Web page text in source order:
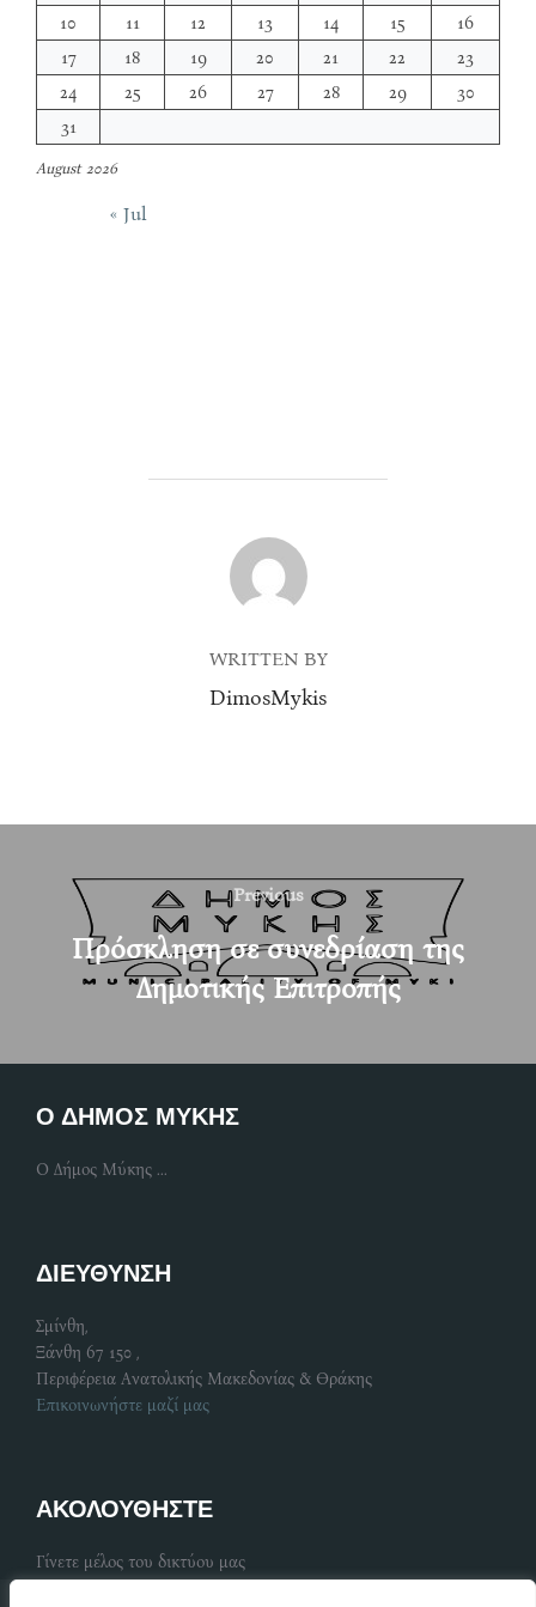
August 2026
10
11 12 13 14 15
16
17
18 19 20 21 22
23
24
25 26 27 28 29
30
31
« Jul
POST AUTHOR
WRITTEN BY
DimosMykis
navigation
Previous
Previous
Πρόσκληση σε συνεδρίαση της
Δημοτικής Επιτροπής
Ο ΔΗΜΟΣ ΜΥΚΗΣ
Ο Δήμος Μύκης ...
ΔΙΕΥΘΥΝΣΗ
Σμίνθη,
Ξάνθη 67 150 ,
Περιφέρεια Ανατολικής Μακεδονίας & Θράκης
Επικοινωνήστε μαζί μας
ΑΚΟΛΟΥΘΗΣΤΕ
Γίνετε μέλος του δικτύου μας